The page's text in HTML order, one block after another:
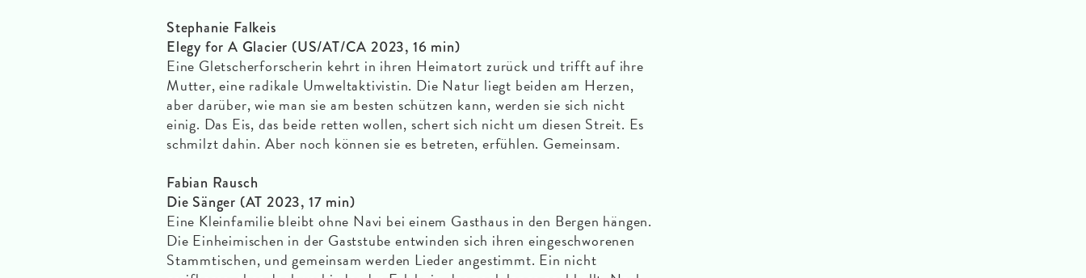
Stephanie Falkeis
Elegy for A Glacier (US/AT/CA 2023, 16 min)
Eine Gletscherforscherin kehrt in ihren Heimatort zurück und trifft auf ihre
Mutter, eine radikale Umweltaktivistin. Die Natur liegt beiden am Herzen,
aber darüber, wie man sie am besten schützen kann, werden sie sich nicht
einig. Das Eis, das beide retten wollen, schert sich nicht um diesen Streit. Es
schmilzt dahin. Aber noch können sie es betreten, erfühlen. Gemeinsam.
Fabian Rausch
Die Sänger (AT 2023, 17 min)
Eine Kleinfamilie bleibt ohne Navi bei einem Gasthaus in den Bergen hängen.
Die Einheimischen in der Gaststube entwinden sich ihren eingeschworenen
Stammtischen, und gemeinsam werden Lieder angestimmt. Ein nicht